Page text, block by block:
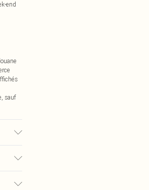
end
sauf